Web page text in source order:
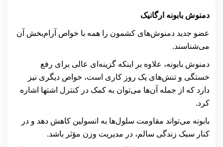
دمنوش بابونه ارگانیک
عضو جدید دمنوش‌های کشمون را همه با خواص آرام‌بخش آن
می‌شناسند.
دمنوش بابونه، علاوه بر اینکه گزینه‌ای عالی برای رفع
خستگی و تنش‌های یک روز کاری است، خواص دیگری نیز
دارد که از جمله آن‌ها می‌توان به کمک در کنترل اشتها اشاره
کرد.
بابونه می‌تواند مقاومت سلول‌ها به انسولین کاهش دهد و در
کنار سبک زندگی سالم، در مدیریت وزن مؤثر باشد.